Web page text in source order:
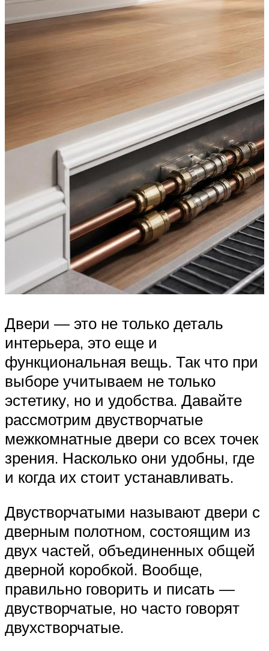
Двери — это не только деталь
интерьера, это еще и
функциональная вещь. Так что при
выборе учитываем не только
эстетику, но и удобства. Давайте
рассмотрим двустворчатые
межкомнатные двери со всех точек
зрения. Насколько они удобны, где
и когда их стоит устанавливать.
Двустворчатыми называют двери с
дверным полотном, состоящим из
двух частей, объединенных общей
дверной коробкой. Вообще,
правильно говорить и писать —
двустворчатые, но часто говорят
двухстворчатые.